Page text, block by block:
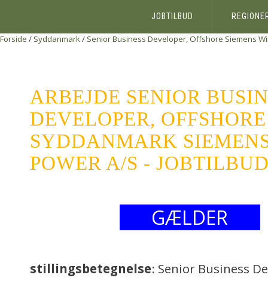
JOBTILBUD
Forside / Syddanmark/ Senior Business Developer, Offshore Siemens
ARBEJDE SENIOR
DEVELOPER, OFFSHORE
SYDDANMARK
POWER A/S -
GÆLDER
stillingsbetegnelse: Senior Business